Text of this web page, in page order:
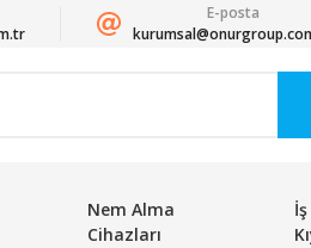
E-posta
Nem Alma
Cihazları